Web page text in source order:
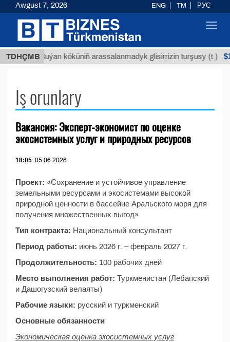
TDHÇMBBuýan köküniň arassalanmadyk glisirrizin turşusy (t.)
Iş orunlary
Вакансия: Эксперт-экономист по оценке
экосистемных услуг и природных ресурсов
18:05 05.06.2026
Проект: «Сохранение и устойчивое управление
земельными ресурсами и экосистемами высокой
природной ценности в бассейне Аральского моря для
получения множественных выгод»
Тип контракта: Национальный консультант
Период работы: июнь 2026 г. – февраль 2027 г.
Продолжительность: 100 рабочих дней
Место выполнения работ: Туркменистан (Лебапский
и Дашогузский велаяты)
Рабочие языки: русский и туркменский
Основные обязанности
Экономическая оценка экосистемных услуг
Awgust 7, 2026 ENG TM РУС